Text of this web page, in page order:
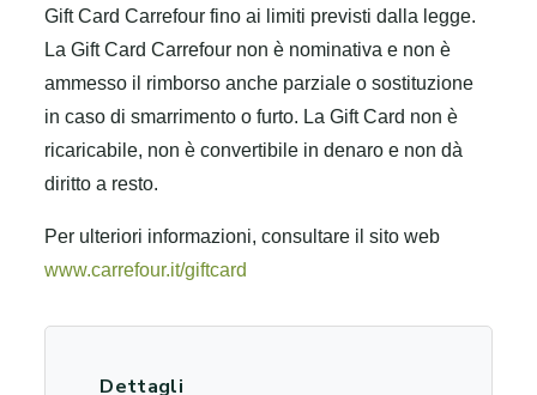
Gift Card Carrefour fino ai limiti previsti dalla legge.
La Gift Card Carrefour non è nominativa e non è
ammesso il rimborso anche parziale o sostituzione
in caso di smarrimento o furto. La Gift Card non è
ricaricabile, non è convertibile in denaro e non dà
diritto a resto.
Per ulteriori informazioni, consultare il sito web
www.carrefour.it/giftcard
Dettagli